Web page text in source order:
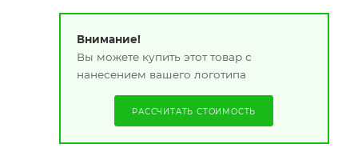
Внимание!
Вы можете купить этот товар с
нанесением вашего логотипа
РАССЧИТАТЬ СТОИМОСТЬ